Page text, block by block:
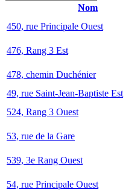
Nom
450, rue Principale Ouest
476, Rang 3 Est
478, chemin Duchénier
49, rue Saint-Jean-Baptiste Est
524, Rang 3 Ouest
53, rue de la Gare
539, 3e Rang Ouest
54, rue Principale Ouest